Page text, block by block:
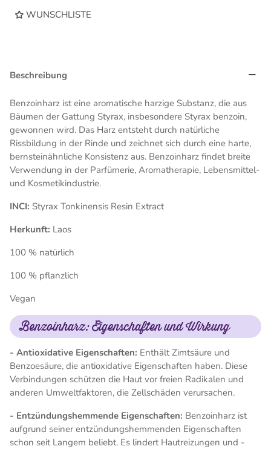
WUNSCHLISTE
Beschreibung
Benzoinharz ist eine aromatische harzige Substanz, die aus
Bäumen der Gattung Styrax, insbesondere Styrax benzoin,
gewonnen wird. Das Harz entsteht durch natürliche
Rissbildung in der Rinde und zeichnet sich durch eine harte,
bernsteinähnliche Konsistenz aus. Benzoinharz findet breite
Verwendung in der Parfümerie, Aromatherapie, Lebensmittel-
und Kosmetikindustrie.
INCI: Styrax Tonkinensis Resin Extract
Herkunft: Laos
100 % natürlich
100 % pflanzlich
Vegan
Benzoinharz: Eigenschaften und Wirkung
- Antioxidative Eigenschaften: Enthält Zimtsäure und
Benzoesäure, die antioxidative Eigenschaften haben. Diese
Verbindungen schützen die Haut vor freien Radikalen und
anderen Umweltfaktoren, die Zellschäden verursachen.
- Entzündungshemmende Eigenschaften: Benzoinharz ist
aufgrund seiner entzündungshemmenden Eigenschaften
schon seit Langem beliebt. Es lindert Hautreizungen und -